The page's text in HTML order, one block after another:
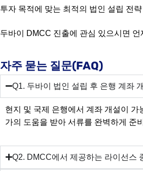
투자 목적에 맞는 최적의 법인 설립 전
두바이 DMCC 진출에 관심 있으시면
자주 묻는 질문(FAQ)
Q1. 두바이 법인 설립 후 은행 계좌
현지 및 국제 은행에서 계좌 개설이 가
가의 도움을 받아 서류를 완벽하게 준
Q2. DMCC에서 제공하는 라이선스